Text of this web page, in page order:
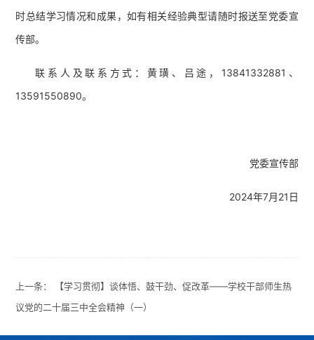
时总结学习情况和成果，如有相关经验典型请随时报送至党委宣
传部。
联系人及联系方式：黄璜、吕途，13841332881、
13591550890。
党委宣传部
2024年7月21日
上一条：
【学习贯彻】谈体悟、鼓干劲、促改革——学校干部师生热
议党的二十届三中全会精神（一）